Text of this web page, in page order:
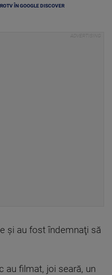
ÎN GOOGLE DISCOVER
şi au fost îndemnaţi să
au filmat, joi seară, un